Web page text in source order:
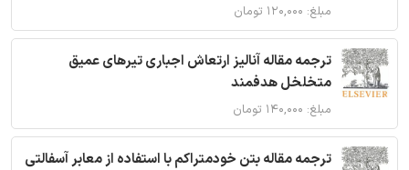
مبلغ: ۱۲۰,۰۰۰ تومان
ترجمه مقاله آنالیز ارتعاش اجباری تیرهای عمیق
متخلخل هدفمند
مبلغ: ۱۴۰,۰۰۰ تومان
ترجمه مقاله بتن خودمتراکم با استفاده از معابر آسفالتی